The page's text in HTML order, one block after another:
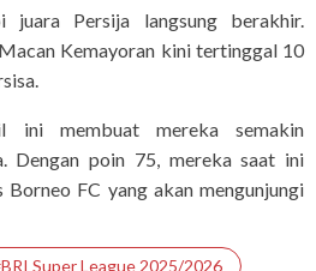
juara Persija langsung berakhir.
Kemayoran kini tertinggal 10
ini membuat mereka semakin
Dengan poin 75, mereka saat ini
FC yang akan mengunjungi
Super League 2025/2026